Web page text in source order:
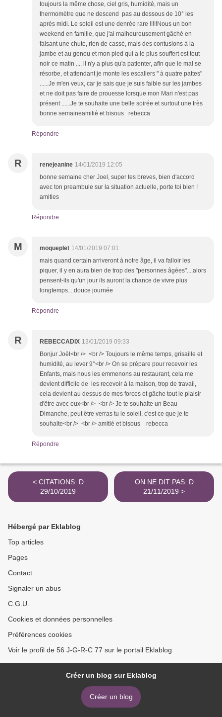
toujours la même chose, ciel gris, humidité, mais un
thermomètre que ne descend pas au dessous de 10° les
après midi. Le soleil est une denrée rare !!!!!Nous un bon
weekend en famille, que j'ai malheureusement gâché en
faisant une chute, rien de cassé, mais des contusions à la
jambe et au genou et mon pied qui a le plus souffert est tout
noir ce matin .... il n'y a plus qu'a patienter, afin que le mal se
résorbe, et attendant je monte les escaliers " à quatre pattes"
......Je m'en veux, car je sais que je suis faible sur les jambes
et ne doit pas faire de prouesse lorsque mon Mari n'est pas
présent ......Je te souhaite une belle soirée et surtout une très
bonne semaineamitié et bisous rebecca
Répondre
R renejeanine 14/01/2019 12:05
bonne semaine cher Joel, super tes breves, bien d'accord
avec ton preambule sur la situation actuelle, porte toi bien !
amities
Répondre
M moqueplet 14/01/2019 07:01
mais quand certain arriveront à notre âge, il va falloir les
piquer, il y en aura bien de trop des "personnes âgées"....alors
pensent-ils qu'un jour ils auront la chance de vivre plus
longtemps....douce journée
Répondre
R REBECCADIX 13/01/2019 09:33
Bonjur Joël<br /> <br /> Toujours le même temps, grisaille et
humidité, au lever 9°<br /> On se prépare pour recevoir les
Enfants, mais nous les emmenons au restaurant, cela me
devient difficile de les recevoir à la maison, trop de travail,
cela devient au dessus de mes forces et gâche tout le plaisir
d'être avec eux<br /> <br /> Je te souhaite un Beau
Dimanche, peut être verras tu le soleil, c'est ce que je te
souhaite<br /> <br /> amitié et bisous rebecca
Répondre
< CITATIONS: D
29/10/2019
ON NE DIT PAS: D
21/11/2019 >
Hébergé par Eklablog
Top articles
Pages
Contact
Signaler un abus
C.G.U.
Cookies et données personnelles
Préférences cookies
Voir le profil de 56 J-G-R-C 77 sur le portail Eklablog
Créer un blog sur Eklablog
Créer un blog